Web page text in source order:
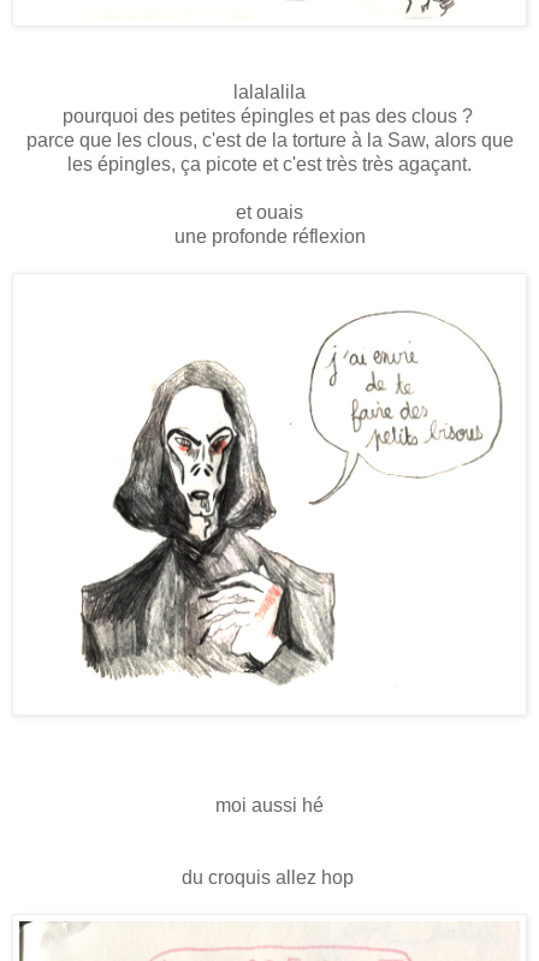
lalalalila
pourquoi des petites épingles et pas des clous ?
parce que les clous, c'est de la torture à la Saw, alors que
les épingles, ça picote et c'est très très agaçant.
et ouais
une profonde réflexion
moi aussi hé
du croquis allez hop